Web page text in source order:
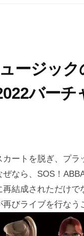
ージッ
バー
ートを脱ぎ、プ
なら、SOS！
再結成されただけ
びライブを行なう